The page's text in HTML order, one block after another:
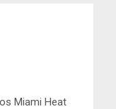
Miami Heat